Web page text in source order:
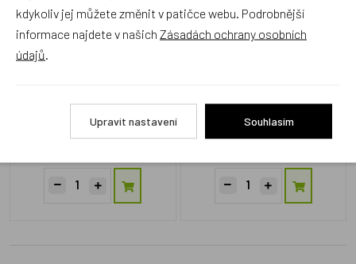
Český výrobek
Skladem 1 ks
Skladem 2 ks
kdykoliv jej můžete změnit v patičce webu. Podrobnější
informace najdete v našich Zásadách ochrany osobních
údajů
Upravit nastavení Souhlasím